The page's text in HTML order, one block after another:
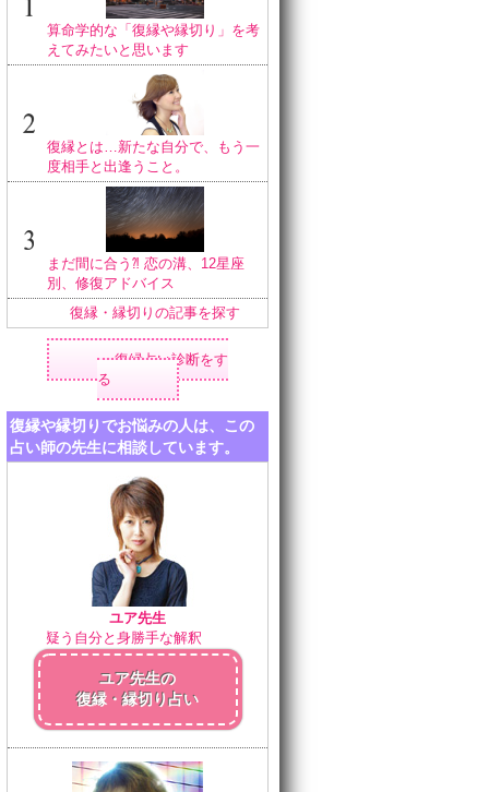
算命学的な「復縁や縁切り」を考
えてみたいと思います
復縁とは…新たな自分で、もう一
度相手と出逢うこと。
まだ間に合う⁈ 恋の溝、12星座
別、修復アドバイス
復縁・縁切りの記事を探す
復縁占い診断をす
る
復縁や縁切りでお悩みの人は、この
占い師の先生に相談しています。
ユア先生
疑う自分と身勝手な解釈
ユア先生の
復縁・縁切り占い